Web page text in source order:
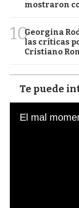
mostraron
10Georgina
las críticas
Cristiano
Te puede